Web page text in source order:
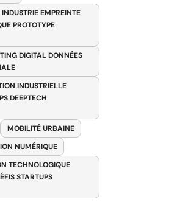
EMPREINTE
PROTOTYPE
DIGITAL DONNÉES
INDUSTRIELLE
DEEPTECH
MOBILITÉ URBAINE
NUMÉRIQUE
TECHNOLOGIQUE
STARTUPS